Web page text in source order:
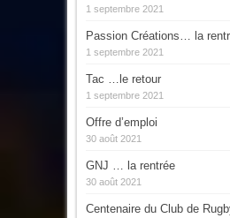
1 septembre 2021
Passion Créations… la
1 septembre 2021
Tac …le retour
1 septembre 2021
Offre d’emploi
30 août 2021
GNJ … la rentrée
30 août 2021
Centenaire du Club de